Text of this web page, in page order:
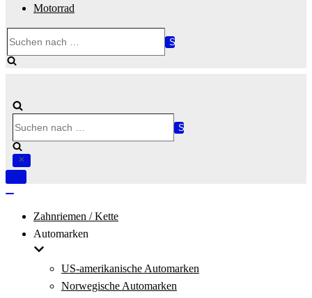
Motorrad
nach …
nach …
Navigation
Zahnriemen / Kette
Automarken
US-amerikanische Automarken
Norwegische Automarken